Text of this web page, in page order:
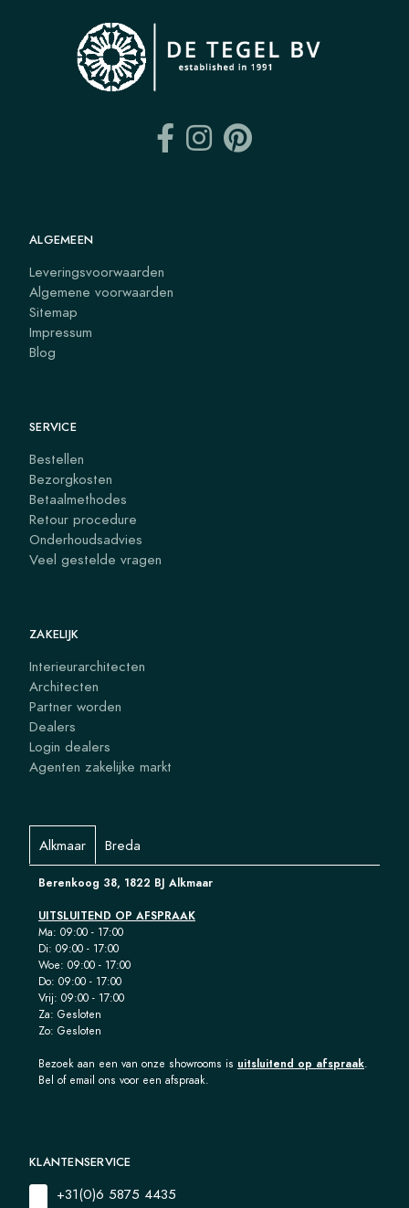
ALGEMEEN
Leveringsvoorwaarden
Algemene voorwaarden
Sitemap
Impressum
Blog
SERVICE
Bestellen
Bezorgkosten
Betaalmethodes
Retour procedure
Onderhoudsadvies
Veel gestelde vragen
ZAKELIJK
Interieurarchitecten
Architecten
Partner worden
Dealers
Login dealers
Agenten zakelijke markt
Alkmaar Breda
Berenkoog 38, 1822 BJ Alkmaar
UITSLUITEND OP AFSPRAAK
Ma: 09:00 - 17:00
Di: 09:00 - 17:00
Woe: 09:00 - 17:00
Do: 09:00 - 17:00
Vrij: 09:00 - 17:00
Za: Gesloten
Zo: Gesloten
Bezoek aan een van onze showrooms is uitsluitend op afspraak.
Bel of email ons voor een afspraak.
KLANTENSERVICE
+31(0)6 5875 4435